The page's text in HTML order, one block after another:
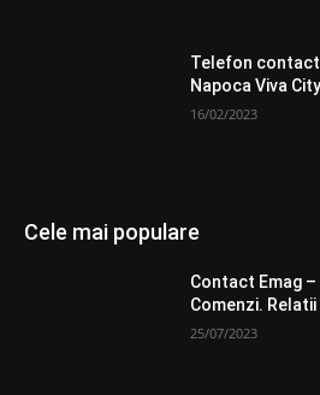
Telefon contact
Napoca Viva City
16/02/2023
Cele mai populare
Contact Emag
Comenzi.
25/07/2023